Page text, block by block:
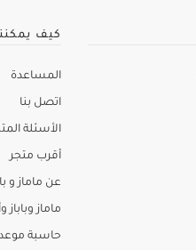
كيف
المساعدة
اتصل بنا
الأسئلة
أقرب متجر
عن ماماز و
ماماز وباباز
حاسبة موعد